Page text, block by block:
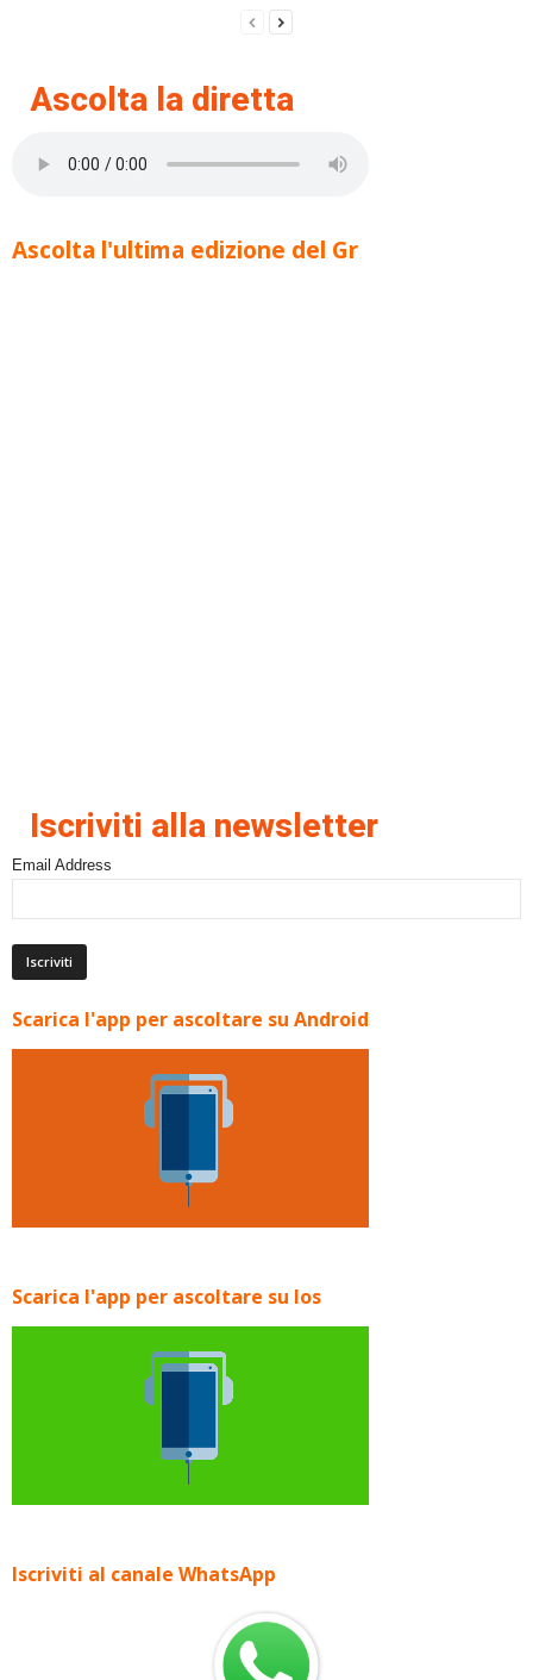
Ascolta la diretta
Ascolta l'ultima edizione del Gr
Iscriviti alla newsletter
Email Address
Scarica l'app per ascoltare su Android
Scarica l'app per ascoltare su Ios
Iscriviti al canale WhatsApp